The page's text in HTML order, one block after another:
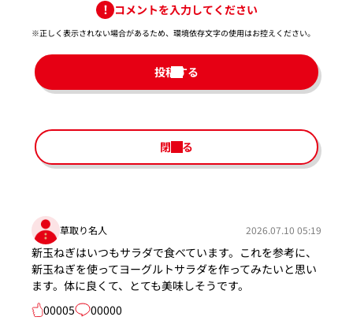
コメントを入力してください
※正しく表示されない場合があるため、環境依存文字の使用はお控えください。​
投稿する
閉じる
草取り名人 2026.07.10 05:19
新玉ねぎはいつもサラダで食べています。これを参考に、
新玉ねぎを使ってヨーグルトサラダを作ってみたいと思い
ます。体に良くて、とても美味しそうです。
00005
00000